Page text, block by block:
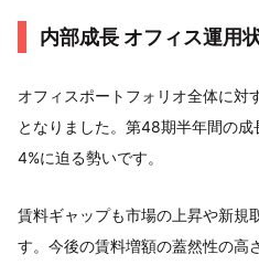
内部成長 オフィス運用
オフィスポートフォリオ全体に対
となりました。第48期半年間の
4%に迫る勢いです。
賃料ギャップも市場の上昇や新規
す。今後の賃料増額の蓋然性の高